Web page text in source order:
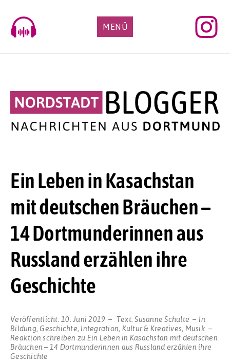
content
MENÜ
Ein Leben in Kasachstan
mit deutschen Bräuchen –
14 Dortmunderinnen aus
Russland erzählen ihre
Geschichte
Veröffentlicht: 10. Juni 2019 Text:Susanne Schulte
In
Bildung,Geschichte, Integration, Kultur & Kreatives, Musik
Reaktion schreiben zu Ein Leben in Kasachstan mit deutschen
Bräuchen – 14 Dortmunderinnen aus Russland erzählen ihre
Geschichte